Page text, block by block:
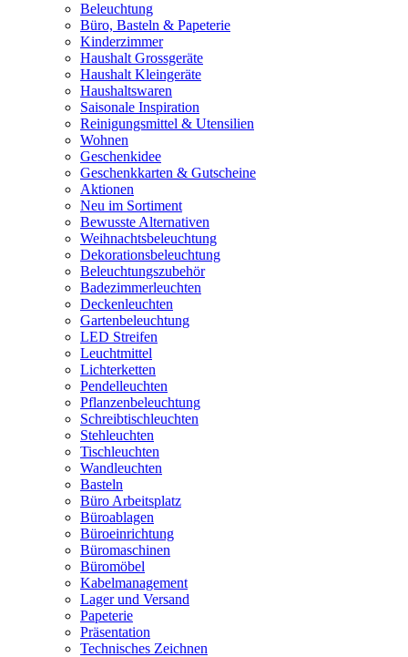
Beleuchtung
Büro, Basteln & Papeterie
Kinderzimmer
Haushalt Grossgeräte
Haushalt Kleingeräte
Haushaltswaren
Saisonale Inspiration
Reinigungsmittel & Utensilien
Wohnen
Geschenkidee
Geschenkkarten & Gutscheine
Aktionen
Neu im Sortiment
Bewusste Alternativen
Weihnachtsbeleuchtung
Dekorationsbeleuchtung
Beleuchtungszubehör
Badezimmerleuchten
Deckenleuchten
Gartenbeleuchtung
LED Streifen
Leuchtmittel
Lichterketten
Pendelleuchten
Pflanzenbeleuchtung
Schreibtischleuchten
Stehleuchten
Tischleuchten
Wandleuchten
Basteln
Büro Arbeitsplatz
Büroablagen
Büroeinrichtung
Büromaschinen
Büromöbel
Kabelmanagement
Lager und Versand
Papeterie
Präsentation
Technisches Zeichnen